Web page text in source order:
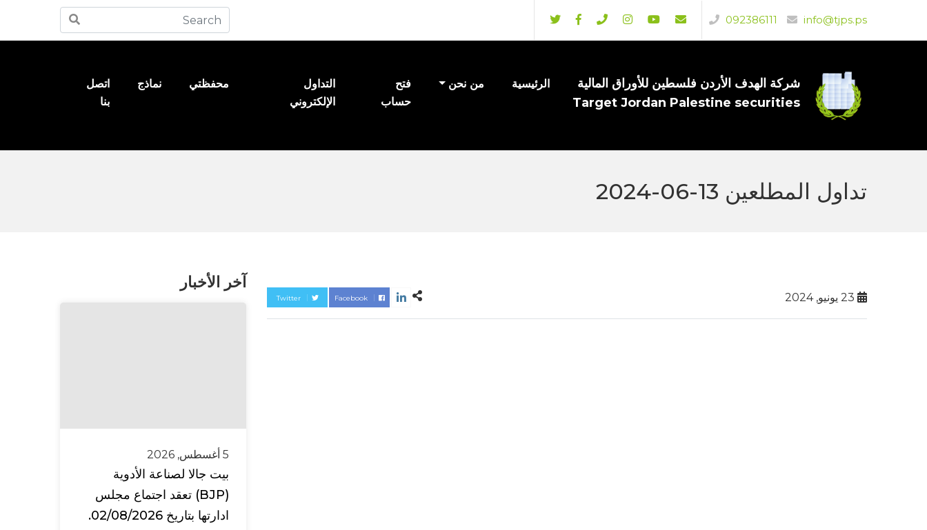
info@tjps.ps
092386111
شركة الهدف الأردن فلسطين للأوراق المالية
Target Jordan Palestine securities
الرئيسية من نحن
فتح
حساب
التداول
الإلكتروني
محفظتي نماذج
اتصل
بنا
تداول المطلعين 13-06-2024
Twitter Facebook
آخر الأخبار
5 أغسطس, 2026
بيت جالا لصناعة الأدوية
(BJP) تعقد اجتماع مجلس
ادارتها بتاريخ 02/08/2026.